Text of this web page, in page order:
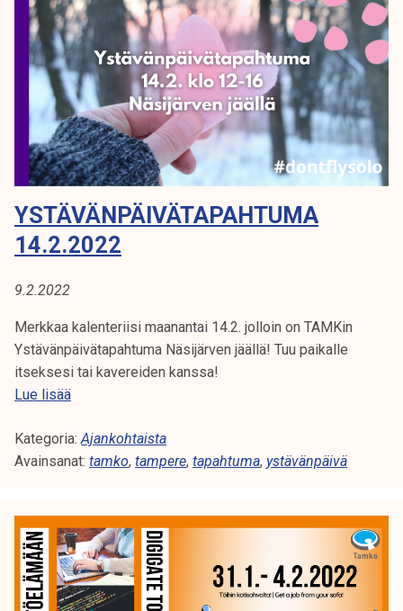
n
o
a
l
l
i
s
t
u
n
e
l
e
!
i
n
a
r
i
o
m
a
n
t
a
u
d
e
n
a
l
n
n
a
s
YSTÄVÄNPÄIVÄTAPAHTUMA
14.2.2022
9.2.2022
Merkkaa kalenteriisi maanantai 14.2. jolloin on TAMKin
Ystävänpäivätapahtuma Näsijärven jäällä! Tuu paikalle
itseksesi tai kavereiden kanssa!
Lue lisääY
t
ä
n
p
ä
i
Kategoria:Ajankohtaista
Avainsanat: tamko, tampere, tapahtuma, ystävänpäivä